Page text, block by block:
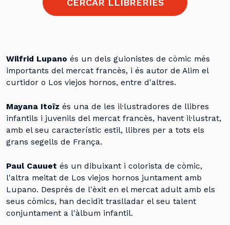
CERCAR LLIBRERIES
Wilfrid Lupano és un dels guionistes de còmic més
importants del mercat francès, i és autor de Alim el
curtidor o Los viejos hornos, entre d'altres.
Mayana Itoïz és una de les il·lustradores de llibres
infantils i juvenils del mercat francès, havent il·lustrat,
amb el seu característic estil, llibres per a tots els
grans segells de França.
Paul Cauuet és un dibuixant i colorista de còmic,
l'altra meitat de Los viejos hornos juntament amb
Lupano. Després de l'èxit en el mercat adult amb els
seus còmics, han decidit traslladar el seu talent
conjuntament a l'àlbum infantil.